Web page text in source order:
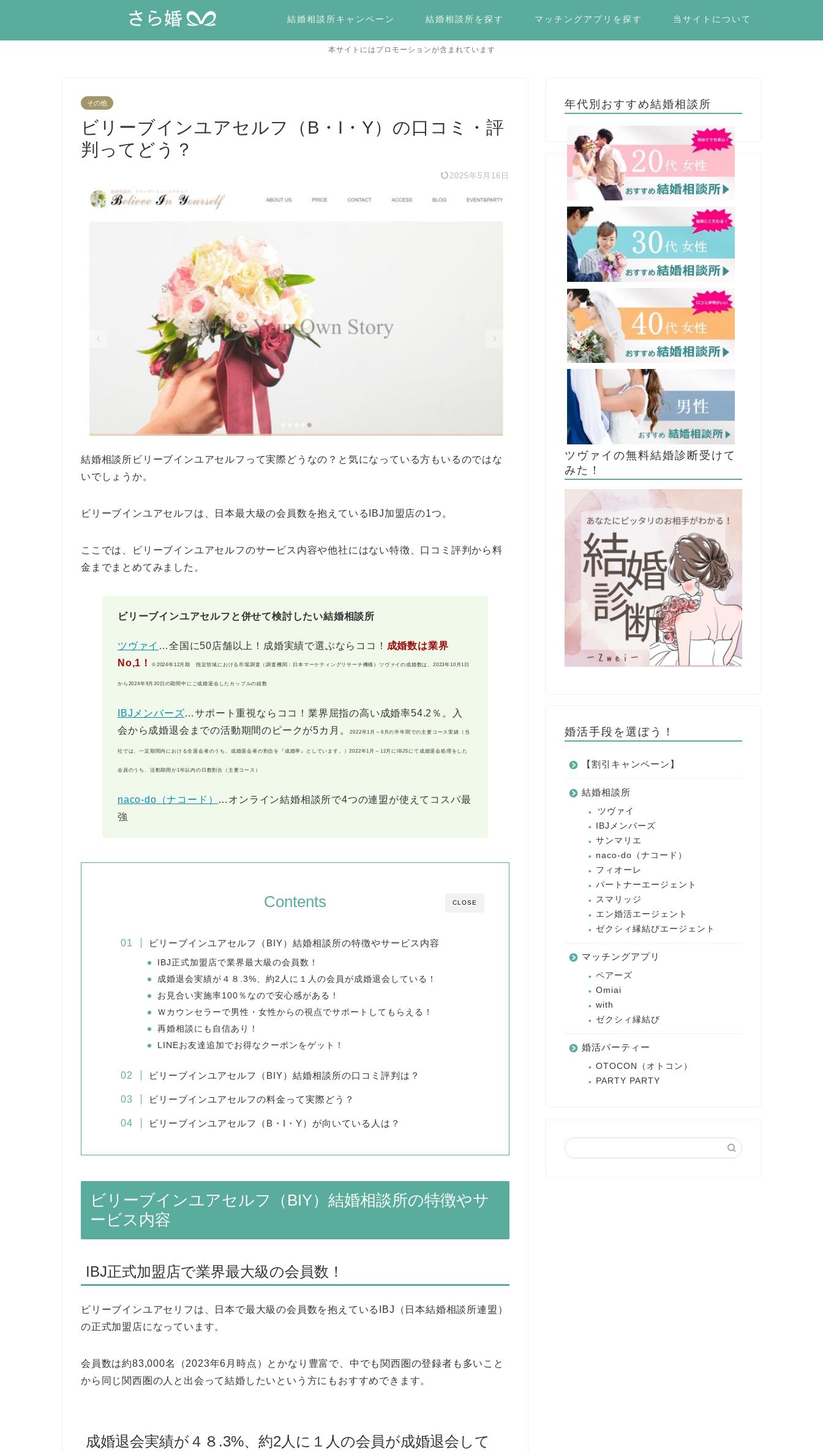
結婚相談所キャンペーン 結婚相談所を探す マッチングアプリを探す 当サイトについて
本サイトにはプロモーションが含まれています
その他
ビリーブインユアセルフ（B・I・Y）の口コミ・評
判ってどう？
2025年5月16日
結婚相談所ビリーブインユアセルフって実際どうなの？と気になっている方もいるのではな
いでしょうか。
ビリーブインユアセルフは、日本最大級の会員数を抱えているIBJ加盟店の1つ。
ここでは、ビリーブインユアセルフのサービス内容や他社にはない特徴、口コミ評判から料
金までまとめてみました。
ビリーブインユアセルフと併せて検討したい結婚相談所
ツヴァイ …全国に50店舗以上！成婚実績で選ぶならココ！ 成婚数は業界
No,1！
※2024年12月期 指定領域における市場調査（調査機関：日本マーケティングリサーチ機構）ツヴァイの成婚数は、2023年10月1日
から2024年9月30日の期間中にご成婚退会したカップルの組数
IBJメンバーズ…サポート重視ならココ！業界屈指の高い成婚率54.2％。入
会から成婚退会までの活動期間のピークが5カ月。2022年1月～6月の半年間での主要コース実績（当
社では、一定期間内における全退会者のうち、成婚退会者の割合を『成婚率』としています。）2022年1月～12月にIBJSにて成婚退会処理をした
会員のうち、活動期間が1年以内の日数割合（主要コース）
naco-do（ナコード） …オンライン結婚相談所で4つの連盟が使えてコスパ最
強
CLOSE
Contents
ビリーブインユアセルフ（BIY）結婚相談所の特徴やサービス内容
IBJ正式加盟店で業界最大級の会員数！
成婚退会実績が４８.3%、約2人に１人の会員が成婚退会している！
お見合い実施率100％なので安心感がある！
Ｗカウンセラーで男性・女性からの視点でサポートしてもらえる！
再婚相談にも自信あり！
LINEお友達追加でお得なクーポンをゲット！
ビリーブインユアセルフ（BIY）結婚相談所の口コミ評判は？
ビリーブインユアセルフの料金って実際どう？
ビリーブインユアセルフ（B・I・Y）が向いている人は？
ビリーブインユアセルフ（BIY）結婚相談所の特徴やサ
ービス内容
IBJ正式加盟店で業界最大級の会員数！
ビリーブインユアセリフは、日本で最大級の会員数を抱えているIBJ（日本結婚相談所連盟）
の正式加盟店になっています。
会員数は約83,000名（2023年6月時点）とかなり豊富で、中でも関西圏の登録者も多いこと
から同じ関西圏の人と出会って結婚したいという方にもおすすめできます。
成婚退会実績が４８.3%、約2人に１人の会員が成婚退会して
年代別おすすめ結婚相談所
ツヴァイの無料結婚診断受けて
みた！
婚活手段を選ぼう！
【割引キャンペーン】
結婚相談所
ツヴァイ
IBJメンバーズ
サンマリエ
naco-do（ナコード）
フィオーレ
パートナーエージェント
スマリッジ
エン婚活エージェント
ゼクシィ縁結びエージェント
マッチングアプリ
ペアーズ
Omiai
with
ゼクシィ縁結び
婚活パーティー
OTOCON（オトコン）
PARTY PARTY